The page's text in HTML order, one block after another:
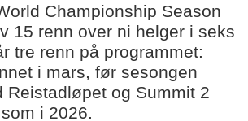
Championship Season
15 renn over ni helger i seks
tre renn på programmet:
i mars, før sesongen
Reistadløpet og Summit 2
i 2026.